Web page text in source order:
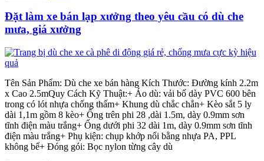
Đặt làm xe bán lạp xưởng theo yêu cầu có dù che
mưa, giá xưởng
Tên Sản Phẩm: Dù che xe bán hàng Kích Thước: Đường kính 2.2m
x Cao 2.5mQuy Cách Kỹ Thuật:+ Áo dù: vải bố dày PVC 600 bên
trong có lót nhựa chống thấm+ Khung dù chắc chắn+ Kèo sắt 5 ly
dài 1,1m gồm 8 kèo+ Ống trên phi 28 ,dài 1.5m, dày 0.9mm sơn
tĩnh điện màu trắng+ Ống dưới phi 32 dài 1m, dày 0.9mm sơn tĩnh
điện màu trắng+ Phụ kiện: chụp khớp nối bằng nhựa PA, PPL
không bể+ Đóng gói: Bọc nylon từng cây dù